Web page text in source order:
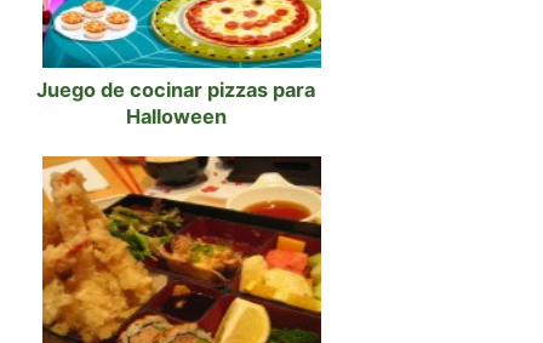
Juego de cocinar pizzas para
Halloween